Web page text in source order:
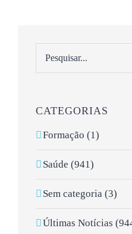
CATEGORIAS
Formação (1)
Saúde (941)
Sem categoria (3)
Últimas Notícias